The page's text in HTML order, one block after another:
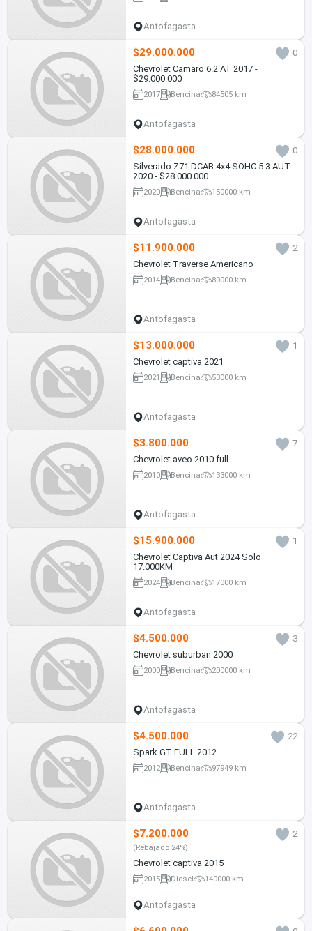
Antofagasta
$29.000.000
0
Chevrolet Camaro 6.2 AT 2017 -
$29.000.000
2017 Bencina 84505 km
Antofagasta
$28.000.000
0
Silverado Z71 DCAB 4x4 SOHC 5.3 AUT
2020 - $28.000.000
2020 Bencina 150000 km
Antofagasta
$11.900.000
2
Chevrolet Traverse Americano
2014 Bencina 80000 km
Antofagasta
$13.000.000
1
Chevrolet captiva 2021
2021 Bencina 53000 km
Antofagasta
$3.800.000
7
Chevrolet aveo 2010 full
2010 Bencina 133000 km
Antofagasta
$15.900.000
1
Chevrolet Captiva Aut 2024 Solo
17.000KM
2024 Bencina 17000 km
Antofagasta
$4.500.000
3
Chevrolet suburban 2000
2000 Bencina 200000 km
Antofagasta
$4.500.000
22
Spark GT FULL 2012
2012 Bencina 97949 km
Antofagasta
$7.200.000 2
(Rebajado 24%)
Chevrolet captiva 2015
2015 Diesel 140000 km
Antofagasta